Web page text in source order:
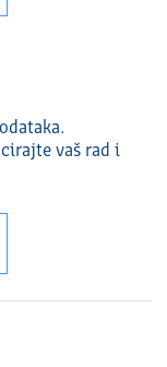
vaš rad i